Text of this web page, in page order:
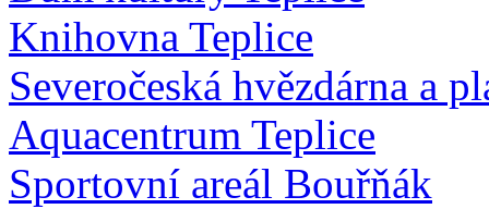
Knihovna Teplice
Severočeská hvězdárna a
Aquacentrum Teplice
Sportovní areál Bouřňák